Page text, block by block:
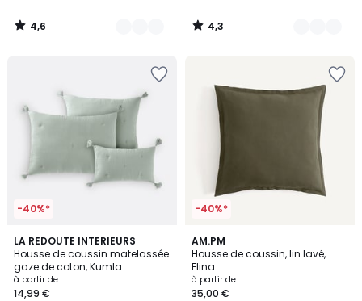
notre
programme
place
4,6
/
4,3
/
-40%*
LA REDOUTE INTERIEURS
Housse de coussin matelassée
gaze de coton, Kumla
à partir de
14,99 €
4,7
/ 5
10
Couleurs
-40%*
AM.PM
Housse de coussin, lin lavé,
Elina
à partir de
35,00 €
3,8
/ 5
12
Couleurs